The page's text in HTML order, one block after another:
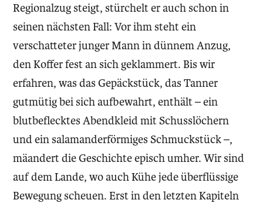
Regionalzug steigt, stürchelt er auch schon in
seinen nächsten Fall: Vor ihm steht ein
verschatteter junger Mann in dünnem Anzug,
den Koffer fest an sich geklammert. Bis wir
erfahren, was das Gepäckstück, das Tanner
gutmütig bei sich aufbewahrt, enthält – ein
blutbeflecktes Abendkleid mit Schusslöchern
und ein salamanderförmiges Schmuckstück –,
mäandert die Geschichte episch umher. Wir sind
auf dem Lande, wo auch Kühe jede überflüssige
Bewegung scheuen. Erst in den letzten Kapiteln